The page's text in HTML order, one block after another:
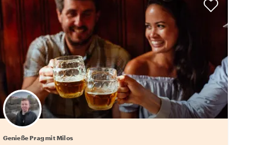
Genieße Prag mit Milos